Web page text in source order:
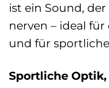
ist ein Sound,
nerven – ideal
und für
Sportliche